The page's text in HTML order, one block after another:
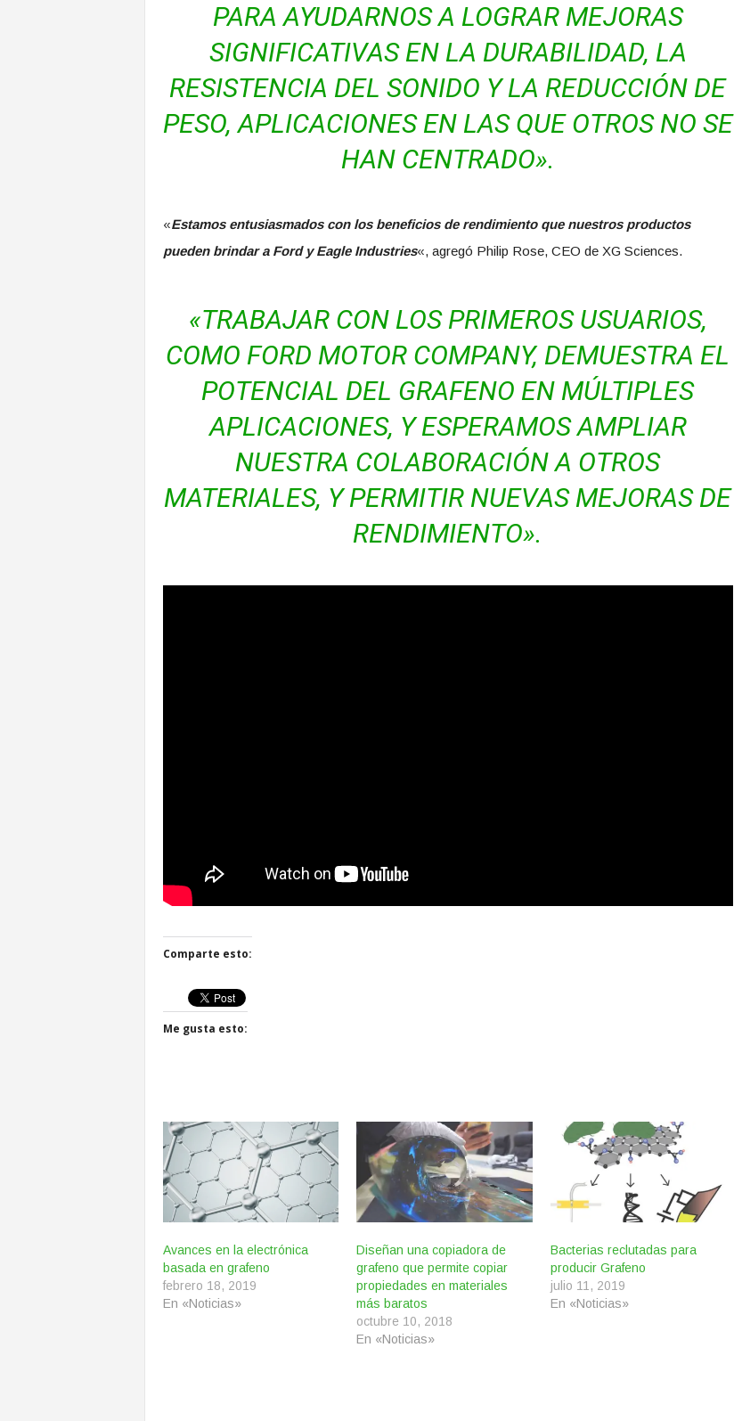
PARA AYUDARNOS A LOGRAR MEJORAS
SIGNIFICATIVAS EN LA DURABILIDAD, LA
RESISTENCIA DEL SONIDO Y LA REDUCCIÓN DE
PESO, APLICACIONES EN LAS QUE OTROS NO SE
HAN CENTRADO».
«Estamos entusiasmados con los beneficios de rendimiento que nuestros productos
pueden brindar a Ford y Eagle Industries«, agregó Philip Rose, CEO de XG Sciences.
«TRABAJAR CON LOS PRIMEROS USUARIOS,
COMO FORD MOTOR COMPANY, DEMUESTRA EL
POTENCIAL DEL GRAFENO EN MÚLTIPLES
APLICACIONES, Y ESPERAMOS AMPLIAR
NUESTRA COLABORACIÓN A OTROS
MATERIALES, Y PERMITIR NUEVAS MEJORAS DE
RENDIMIENTO».
Comparte esto:
Me gusta esto:
Avances en la electrónica
basada en grafeno
febrero 18, 2019
En «Noticias»
Diseñan una copiadora de
grafeno que permite copiar
propiedades en materiales
más baratos
octubre 10, 2018
En «Noticias»
Bacterias reclutadas para
producir Grafeno
julio 11, 2019
En «Noticias»